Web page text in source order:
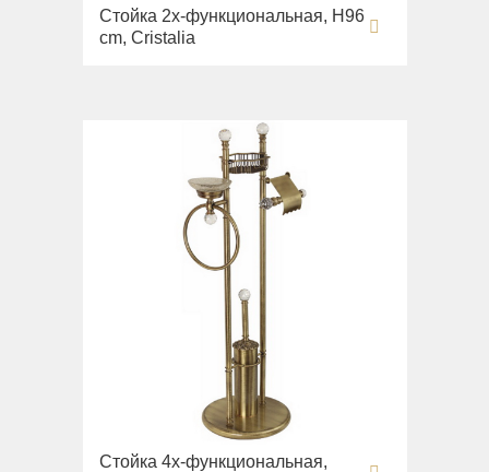
Стойка 2х-функциональная, H96
cm, Cristalia
Стойка 4х-функциональная,